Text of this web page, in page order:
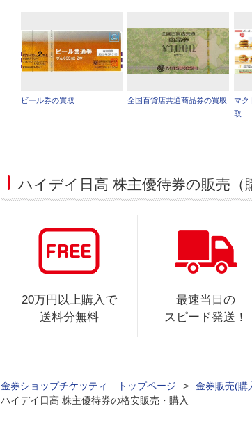
ビール券の買取 全国百貨店共通商品券の買取
マク
取
ハイデイ日高 株主優待券の販売（
20万円以上購入で
送料分無料
最速当日の
スピード発送！
金券ショップチケッティ トップページ > 金券販売(購
ハイデイ日高 株主優待券の格安販売・購入